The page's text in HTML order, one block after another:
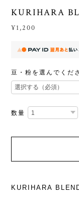
KURIHARA
¥1,200
豆・粉を選んでくだ
数量
KURIHARA